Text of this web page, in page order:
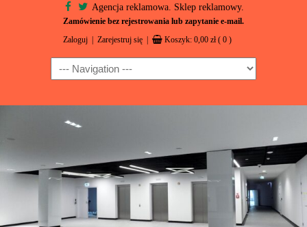
Agencja reklamowa. Sklep reklamowy.
Zamówienie bez rejestrowania lub zapytanie e-mail.
Zaloguj Zarejestruj się Koszyk: 0,00 zł ( 0 )
Navigation